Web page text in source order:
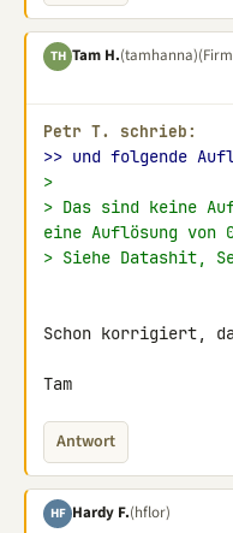
TH Tam H.(tamhanna)
Petr T. schrieb:
>> und folgende
>
> Das sind keine
eine Auflösung von
> Siehe Datashit,
Schon korrigiert,
Tam
Antwort
HF Hardy F.(hflor)